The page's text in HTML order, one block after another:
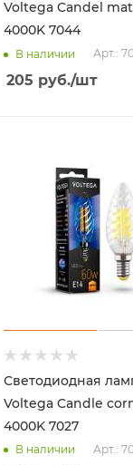
Voltega Candel
4000K 7044
В наличии Арт.:
205 руб./шт
Светодиодная
Voltega Candle
4000K 7027
В наличии Арт.: